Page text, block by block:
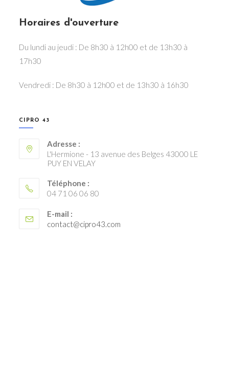
Horaires d'ouverture
Du lundi au jeudi : De 8h30 à 12h00 et de 13h30 à
17h30
Vendredi : De 8h30 à 12h00 et de 13h30 à 16h30
CIPRO 43
Adresse :
L'Hermione - 13 avenue des Belges 43000 LE
PUY EN VELAY
Téléphone :
04 71 06 06 80
E-mail :
contact@cipro43.com